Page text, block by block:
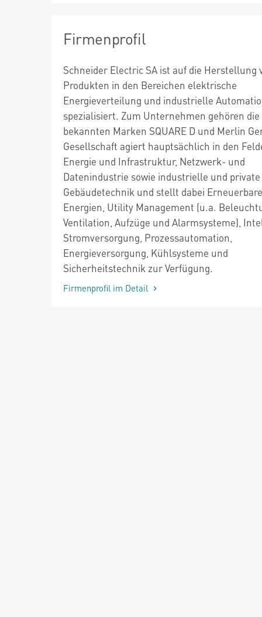
Firmenprofil
Schneider Electric SA ist auf die Herstellung
Produkten in den Bereichen elektrische
Energieverteilung und industrielle
spezialisiert. Zum Unternehmen gehören
bekannten Marken SQUARE D und Merlin
Gesellschaft agiert hauptsächlich in den
Energie und Infrastruktur, Netzwerk- und
Datenindustrie sowie industrielle und private
Gebäudetechnik und stellt dabei Erneuerbare
Energien, Utility Management (u.a.
Ventilation, Aufzüge und Alarmsysteme),
Stromversorgung, Prozessautomation,
Energieversorgung, Kühlsysteme und
Sicherheitstechnik zur Verfügung.
Firmenprofil im Detail